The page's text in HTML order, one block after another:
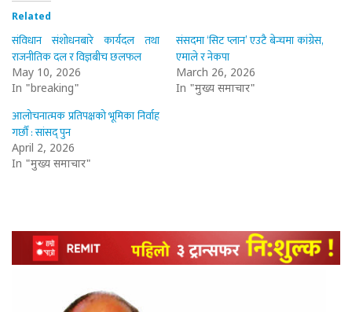
Related
संविधान संशोधनबारे कार्यदल तथा
राजनीतिक दल र विज्ञबीच छलफल
May 10, 2026
In "breaking"
संसदमा ‘सिट प्लान’ एउटै बेन्चमा कांग्रेस,
एमाले र नेकपा
March 26, 2026
In "मुख्य समाचार"
आलोचनात्मक प्रतिपक्षको भूमिका निर्वाह
गर्छौं : सांसद् पुन
April 2, 2026
In "मुख्य समाचार"